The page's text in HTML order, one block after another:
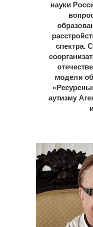
науки
спектра.
модели
аутизму